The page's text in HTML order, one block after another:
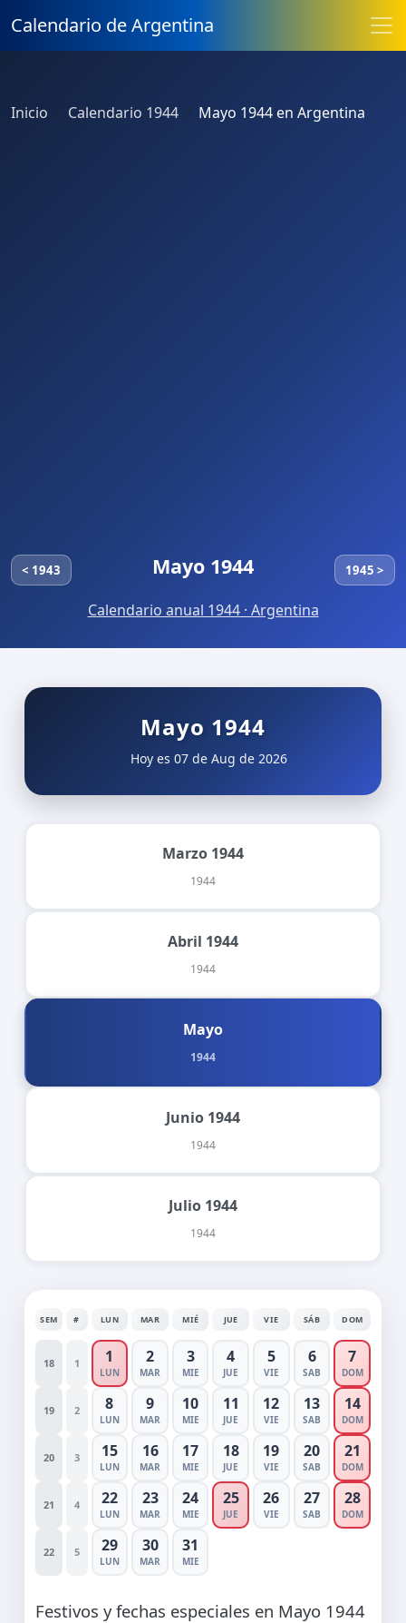
Calendario de Argentina
Inicio Calendario 1944 Mayo 1944 en Argentina
< 1943 Mayo 1944 1945 >
Calendario anual 1944 · Argentina
Mayo 1944
Hoy es 07 de Aug de 2026
Marzo 1944
1944
Abril 1944
1944
Mayo
1944
Junio 1944
1944
Julio 1944
1944
SEM # LUN MAR MIÉ JUE VIE SÁB DOM
18 1 1
LUN
2
MAR
3
MIE
4
JUE
5
VIE
6
SAB
7
DOM
19 2 8
LUN
9
MAR
10
MIE
11
JUE
12
VIE
13
SAB
14
DOM
20 3 15
LUN
16
MAR
17
MIE
18
JUE
19
VIE
20
SAB
21
DOM
21 4 22
LUN
23
MAR
24
MIE
25
JUE
26
VIE
27
SAB
28
DOM
22 5 29
LUN
30
MAR
31
MIE
Festivos y fechas especiales en Mayo 1944